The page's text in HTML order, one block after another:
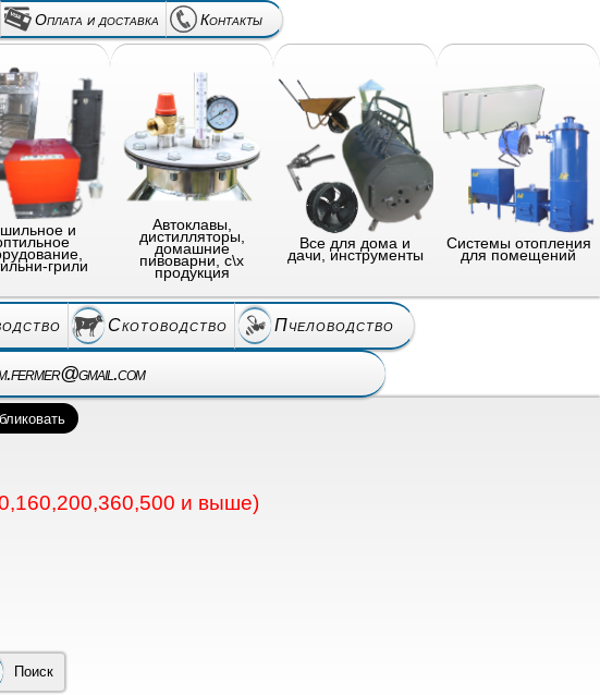
Оплата и доставка Контакты
и
грили
Автоклавы,
дистилляторы,
домашние
пивоварни, с\х
продукция
Все для дома и
дачи, инструменты
Системы отопления
для помещений
Скотоводство Пчеловодство
и выше)
Поиск